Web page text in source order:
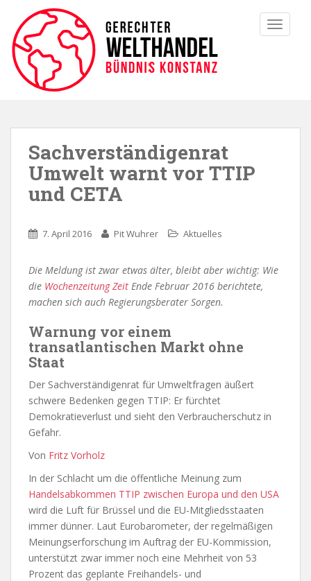
Sachverständigenrat
Umwelt warnt vor TTIP
und CETA
7. April 2016 Pit Wuhrer Aktuelles
Die Meldung ist zwar etwas älter, bleibt aber wichtig: Wie
die Wochenzeitung Zeit Ende Februar 2016 berichtete,
machen sich auch Regierungsberater Sorgen.
Warnung vor einem
transatlantischen Markt ohne
Staat
Der Sachverständigenrat für Umweltfragen äußert
schwere Bedenken gegen TTIP: Er fürchtet
Demokratieverlust und sieht den Verbraucherschutz in
Gefahr.
Von Fritz Vorholz
In der Schlacht um die öffentliche Meinung zum
Handelsabkommen TTIP zwischen Europa und den USA
wird die Luft für Brüssel und die EU-Mitgliedsstaaten
immer dünner. Laut Eurobarometer, der regelmäßigen
Meinungserforschung im Auftrag der EU-Kommission,
unterstützt zwar immer noch eine Mehrheit von 53
Prozent das geplante Freihandels- und